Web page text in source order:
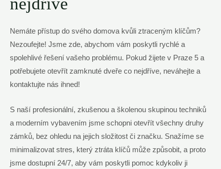
nejdříve
Nemáte přístup do svého domova kvůli ztraceným klíčům?
Nezoufejte! Jsme zde, abychom vám poskytli rychlé a
spolehlivé řešení vašeho problému. Pokud žijete v Praze 5 a
potřebujete otevřít zamknuté dveře co nejdříve, neváhejte a
kontaktujte nás ihned!
S naší profesionální, zkušenou a školenou skupinou techniků
a moderním vybavením jsme schopni otevřít všechny druhy
zámků, bez ohledu na jejich složitost či značku. Snažíme se
minimalizovat stres, který ztráta klíčů může způsobit, a proto
jsme dostupní 24/7, aby vám poskytli pomoc kdykoliv ji